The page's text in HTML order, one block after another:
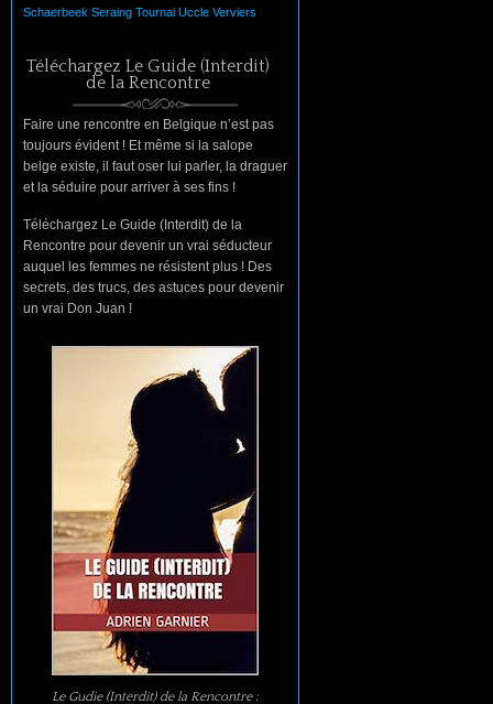
Schaerbeek Seraing Tournai Uccle Verviers
Téléchargez Le Guide (Interdit)
de la Rencontre
Faire une rencontre en Belgique n’est pas
toujours évident ! Et même si la salope
belge existe, il faut oser lui parler, la draguer
et la séduire pour arriver à ses fins !
Téléchargez Le Guide (Interdit) de la
Rencontre pour devenir un vrai séducteur
auquel les femmes ne résistent plus ! Des
secrets, des trucs, des astuces pour devenir
un vrai Don Juan !
Le Gudie (Interdit) de la Rencontre :